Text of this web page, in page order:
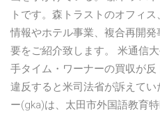
トです。森トラストのオフィ
情報やホテル事業、複合再開
要をご紹介致します。 米通信
手タイム・ワーナーの買収が
違反すると米司法省が訴えてい
ー(gka)は、太田市外国語教育